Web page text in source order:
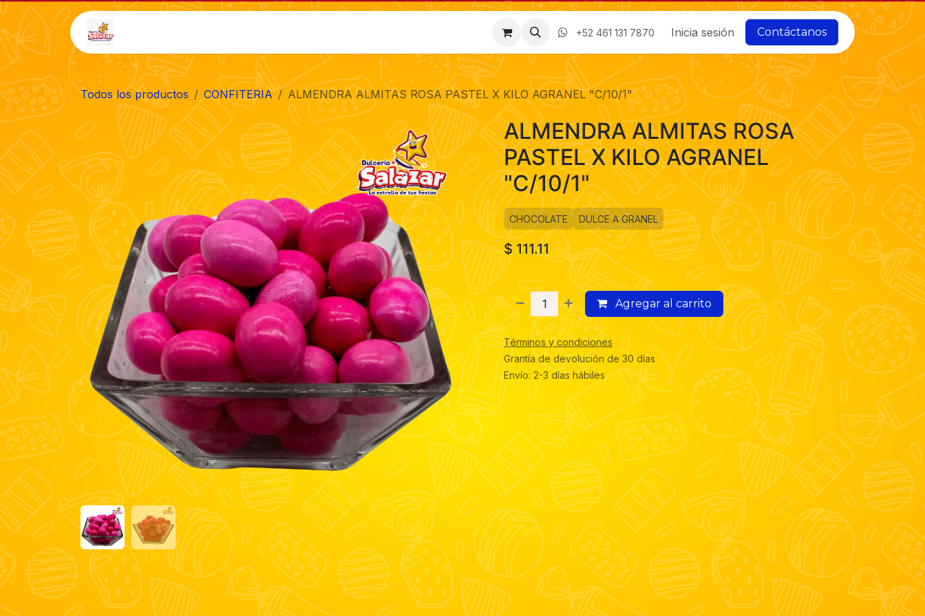
Ir al contenido
Contáctenos Nosotros
+52 461 131 7870 Inicia sesión Contáctanos
Todos los productos CONFITERIA ALMENDRA ALMITAS ROSA PASTEL X KILO AGRANEL "C/10/1"
ALMENDRA ALMITAS ROSA
PASTEL X KILO AGRANEL
"C/10/1"
CHOCOLATE DULCE A GRANEL
$ 111.11
Agregar al carrito
Términos y condiciones
Grantía de devolución de 30 días
Envío: 2-3 días hábiles